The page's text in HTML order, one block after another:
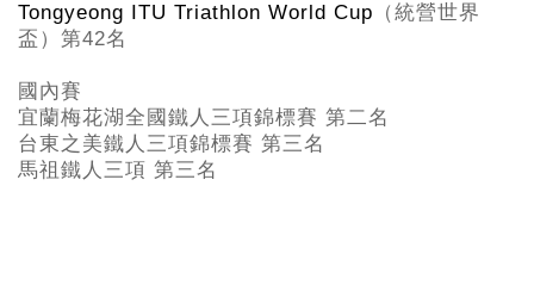
Tongyeong ITU Triathlon World Cup （統營世界
盃）第42名
國內賽
宜蘭梅花湖全國鐵人三項錦標賽 第二名
台東之美鐵人三項錦標賽 第三名
馬祖鐵人三項 第三名